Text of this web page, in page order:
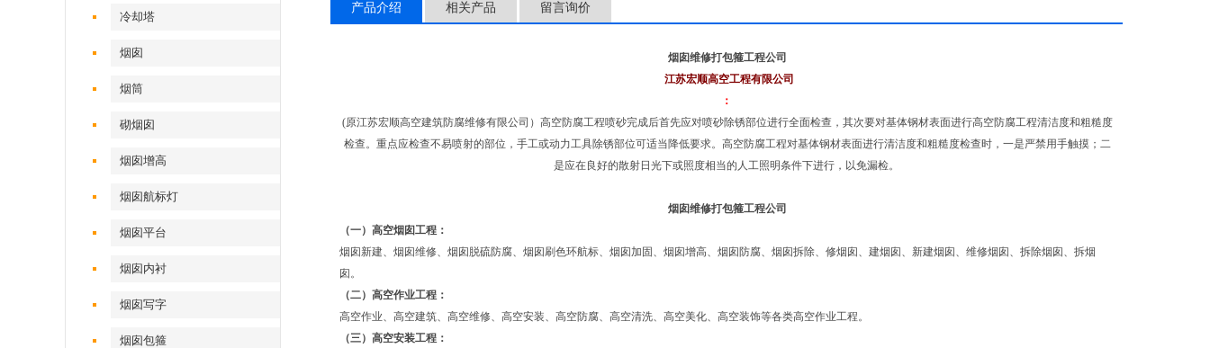
冷却塔
烟囱
烟筒
砌烟囱
烟囱增高
烟囱航标灯
烟囱平台
烟囱内衬
烟囱写字
烟囱包箍
产品介绍 相关产品 留言询价
烟囱维修打包箍工程公司
江苏宏顺高空工程有限公司
：
(原江苏宏顺高空建筑防腐维修有限公司）高空防腐工程喷砂完成后首先应对喷砂除锈部位进行全面检查，其次要对基体钢材表面进行高空防腐工程清洁度和粗糙度
检查。重点应检查不易喷射的部位，手工或动力工具除锈部位可适当降低要求。高空防腐工程对基体钢材表面进行清洁度和粗糙度检查时，一是严禁用手触摸；二
是应在良好的散射日光下或照度相当的人工照明条件下进行，以免漏检。
烟囱维修打包箍工程公司
（一）高空烟囱工程：
烟囱新建、烟囱维修、烟囱脱硫防腐、烟囱刷色环航标、烟囱加固、烟囱增高、烟囱防腐、烟囱拆除、修烟囱、建烟囱、新建烟囱、维修烟囱、拆除烟囱、拆烟
囱。
（二）高空作业工程：
高空作业、高空建筑、高空维修、高空安装、高空防腐、高空清洗、高空美化、高空装饰等各类高空作业工程。
（三）高空安装工程：